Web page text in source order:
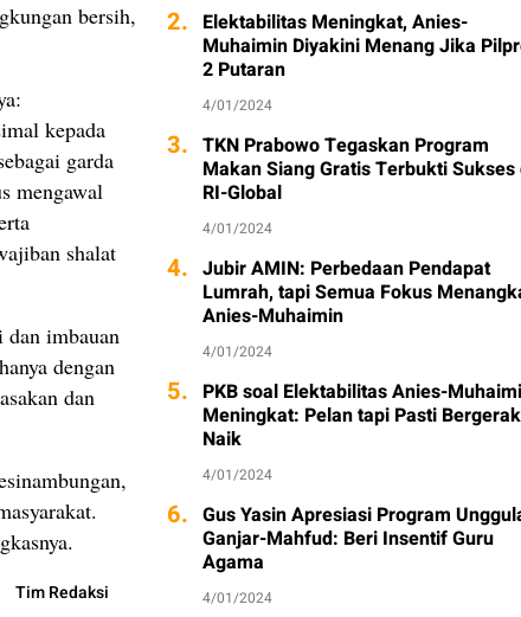
bersih,
kepada
garda
mengawal
shalat
imbauan
dengan
dan
Tim Redaksi
2. Elektabilitas Meningkat, Anies-
Muhaimin Diyakini Menang Jika
2 Putaran
4/01/2024
3. TKN Prabowo Tegaskan Program
Makan Siang Gratis Terbukti Sukses
RI-Global
4/01/2024
4. Jubir AMIN: Perbedaan Pendapat
Lumrah, tapi Semua Fokus
Anies-Muhaimin
4/01/2024
5. PKB soal Elektabilitas Anies-
Meningkat: Pelan tapi Pasti Bergerak
Naik
4/01/2024
6. Gus Yasin Apresiasi Program
Ganjar-Mahfud: Beri Insentif Guru
Agama
4/01/2024